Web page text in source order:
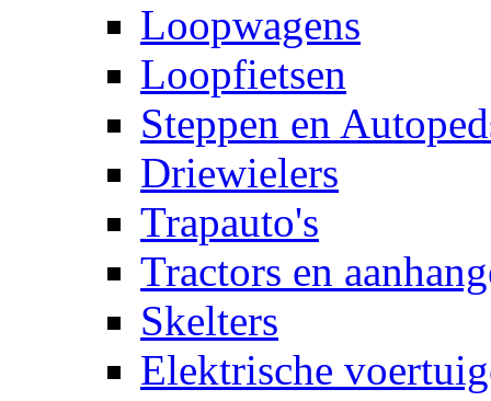
Loopwagens
Loopfietsen
Steppen en
Driewielers
Trapauto's
Tractors en
Skelters
Elektrische